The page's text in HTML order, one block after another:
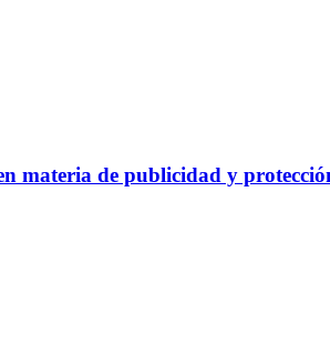
materia de publicidad y